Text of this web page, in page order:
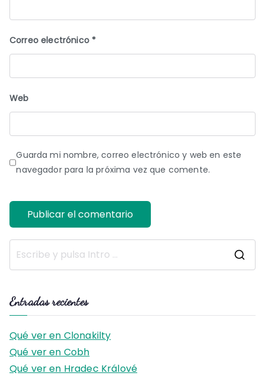
Correo electrónico *
Web
Guarda mi nombre, correo electrónico y web en este
navegador para la próxima vez que comente.
Entradas recientes
Qué ver en Clonakilty
Qué ver en Cobh
Qué ver en Hradec Králové